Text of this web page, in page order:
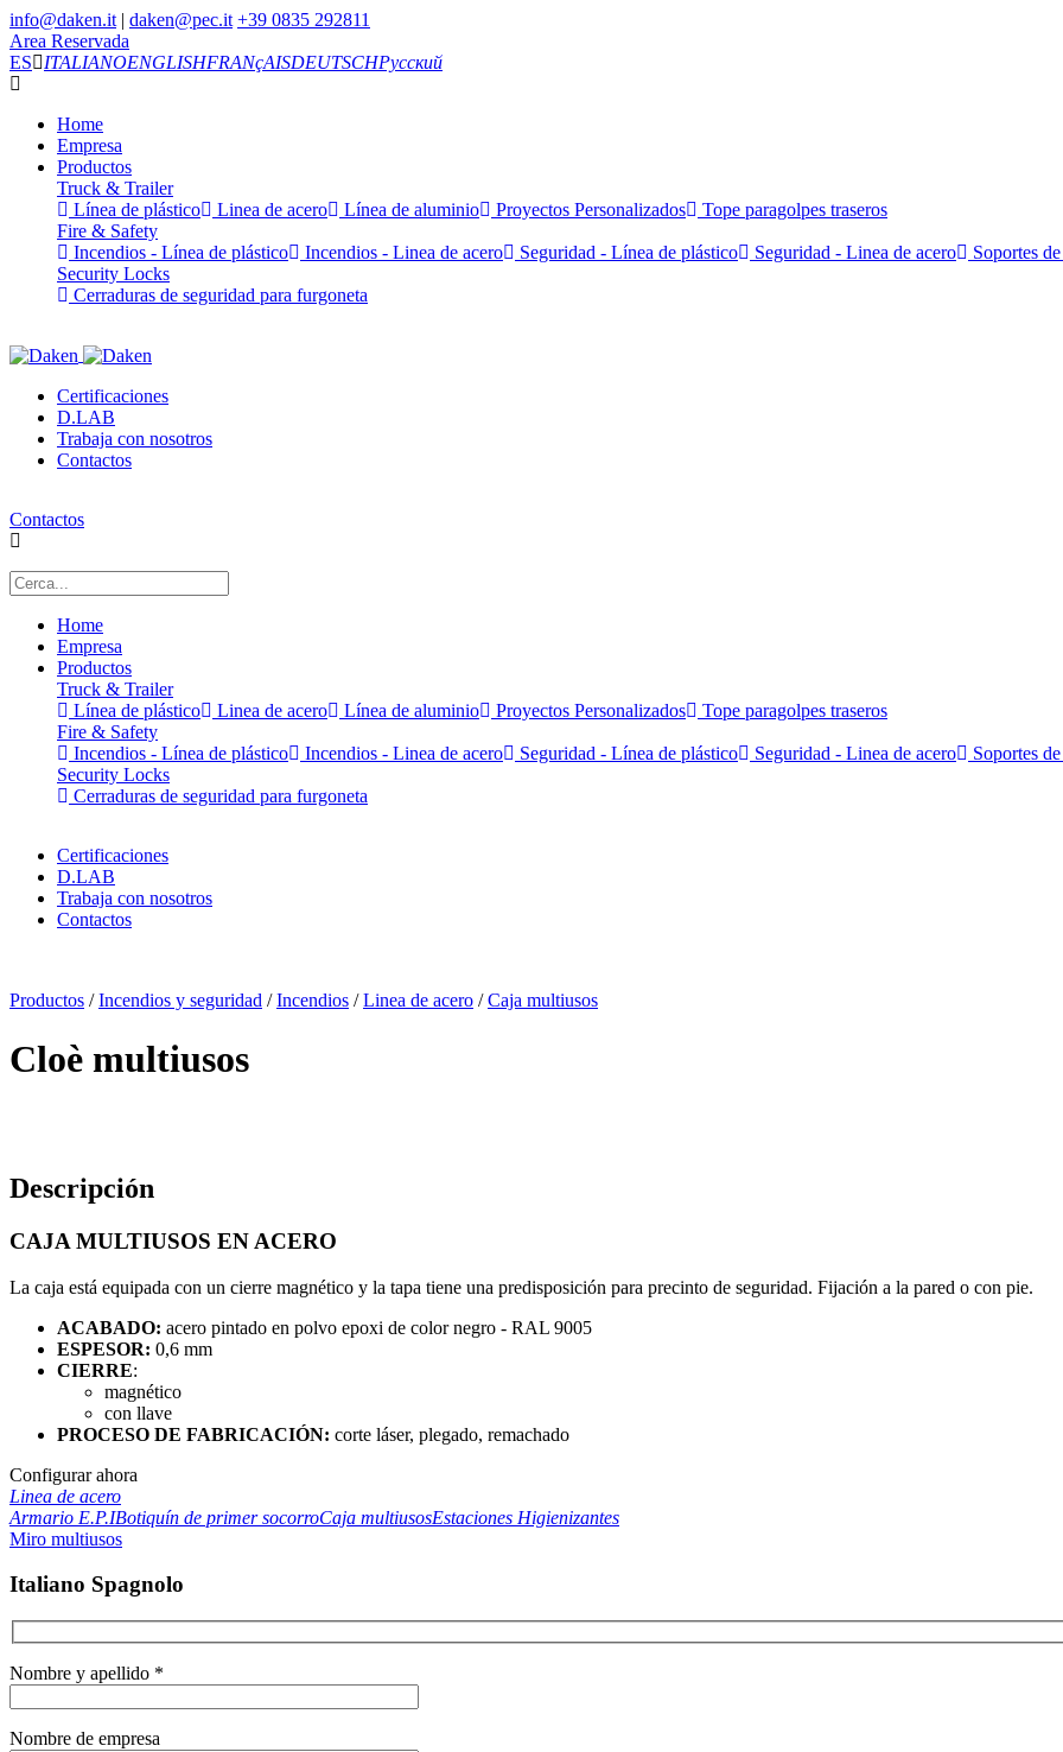
info@daken.it | daken@pec.it +39 0835 292811
Area Reservada
ES
ITALIANOENGLISHFRANçAISDEUTSCHРусский
Home
Empresa
Productos
Truck & Trailer
Línea de plástico
Linea de acero Línea de aluminio Proyectos Personalizados
Tope paragolpes traseros
Fire & Safety
Incendios - Línea de plástico
Incendios - Linea de acero Seguridad - Línea de plástico Seguridad - Linea de acero
Soportes
Security Locks
Cerraduras de seguridad para furgoneta
Certificaciones
D.LAB
Trabaja con nosotros
Contactos
Contactos
Home
Empresa
Productos
Truck & Trailer
Línea de plástico
Linea de acero Línea de aluminio Proyectos Personalizados
Tope paragolpes traseros
Fire & Safety
Incendios - Línea de plástico
Incendios - Linea de acero Seguridad - Línea de plástico Seguridad - Linea de acero
Soportes
Security Locks
Cerraduras de seguridad para furgoneta
Certificaciones
D.LAB
Trabaja con nosotros
Contactos
Productos /Incendios y seguridad /Incendios /Linea de acero /Caja multiusos
Cloè multiusos
Descripción
CAJA MULTIUSOS EN ACERO
La caja está equipada con un cierre magnético y la tapa tiene una predisposición para precinto de seguridad. Fijación a la pared o con pie.
ACABADO: acero pintado en polvo epoxi de color negro - RAL 9005
ESPESOR: 0,6 mm
CIERRE:
magnético
con llave
PROCESO DE FABRICACIÓN: corte láser, plegado, remachado
Configurar ahora
Linea de acero
Armario E.P.IBotiquín de primer socorroCaja multiusosEstaciones Higienizantes
Miro multiusos
Italiano Spagnolo
Nombre y apellido *
Nombre de empresa